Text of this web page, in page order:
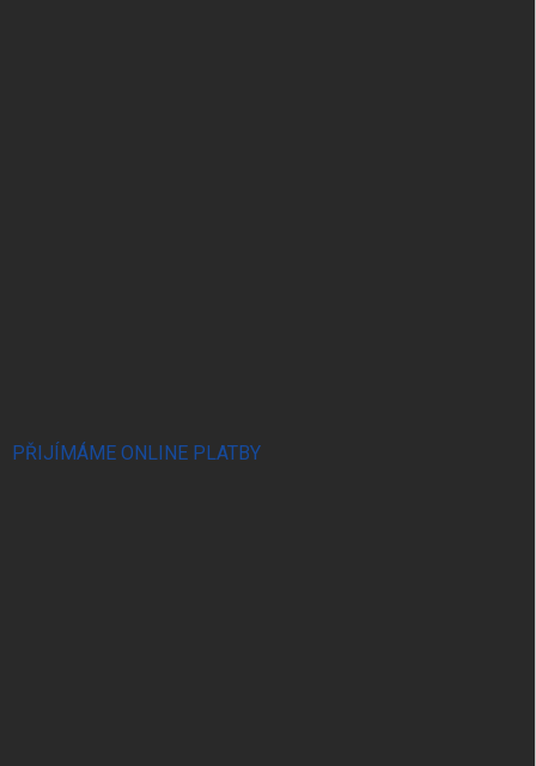
PŘIJÍMÁME ONLINE PLATBY